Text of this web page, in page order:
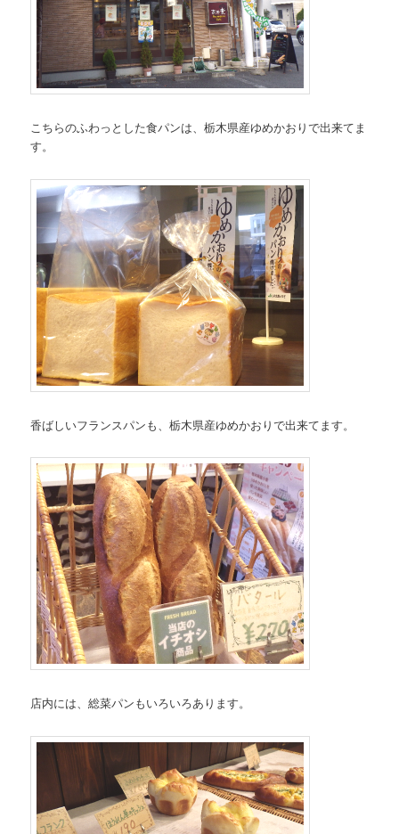
こちらのふわっとした食パンは、栃木県産ゆめかおりで出来てま
す。
香ばしいフランスパンも、栃木県産ゆめかおりで出来てます。
店内には、総菜パンもいろいろあります。